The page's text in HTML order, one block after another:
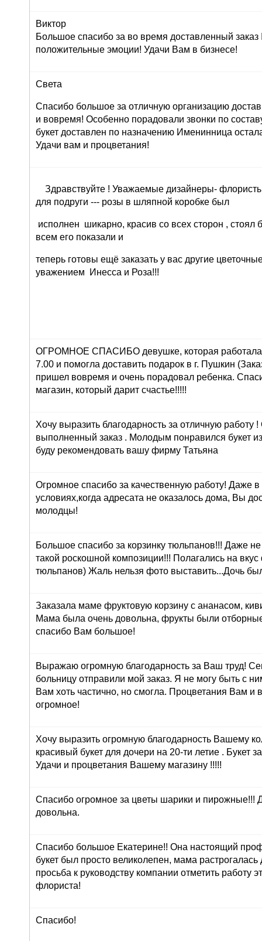
Виктор
Большое спасибо за во время доставленный
положительные эмоции! Удачи Вам в бизнесе!
Света
Спасибо большое за отличную организацию
и вовремя! Особенно порадовали звонки по
букет доставлен по назначению Именинница
Удачи вам и процветания!
Здравствуйте ! Уважаемые дизайнеры-
для подруги --- розы в шляпной коробке был
исполнен шикарно, красив со всех сторон ,
всем его показали и
теперь готовы ещё заказать у вас другие
уважением Инесса и Роза!!!
ОГРОМНОЕ СПАСИБО девушке, которая работала
7.00 и помогла доставить подарок в г. Пушкин
пришел вовремя и очень порадовал ребенка.
магазин, который дарит счастье!!!!!
Хочу выразить благодарность за отличную работу
выполненный заказ . Молодым понравился букет
буду рекомендовать вашу фирму Татьяна
Огромное спасибо за качественную работу! Даже в
условиях,когда адресата не оказалось дома, Вы
молодцы!
Большое спасибо за корзинку тюльпанов!!! Даже
такой роскошной композиции!!! Полагались на
тюльпанов) Жаль нельзя фото выставить...Дочь
Заказала маме фруктовую корзину с ананасом,
Мама была очень довольна, фрукты были
спасибо Вам большое!
Выражаю огромную благодарность за Ваш труд!
больницу отправили мой заказ. Я не могу быть с
Вам хоть частично, но смогла. Процветания Вам и
огромное!
Хочу выразить огромную благодарность Вашему
красивый букет для дочери на 20-ти летие . Букет
Удачи и процветания Вашему магазину !!!!!
Спасибо огромное за цветы шарики и пирожные!!!
довольна.
Спасибо большое Екатерине!! Она настоящий
букет был просто великолепен, мама
просьба к руководству компании отметить работу
флориста!
Спасибо!